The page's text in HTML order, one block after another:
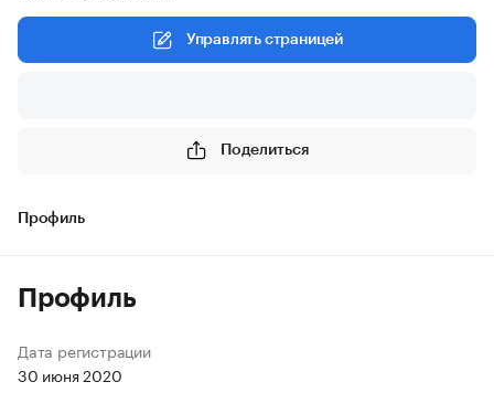
Управлять страницей
Поделиться
Профиль
Профиль
Дата регистрации
30 июня 2020